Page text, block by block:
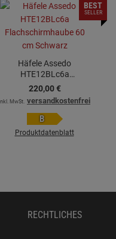
Häfele Assedo
HTE12BLc6a
Flachschirmhaube 60 cm
Schwarz
220,00 €
MwSt. versandkostenfrei
B
Produktdatenblatt
BEST
SELLER
RECHTLICHES